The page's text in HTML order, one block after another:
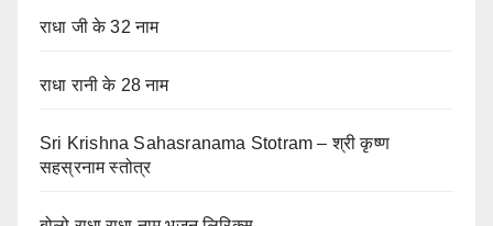
राधा जी के 32 नाम
राधा रानी के 28 नाम
Sri Krishna Sahasranama Stotram – श्री कृष्ण
सहस्रनाम स्तोत्र